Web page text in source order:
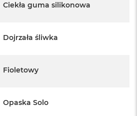
Ciekła guma silikonowa
Dojrzała śliwka
Fioletowy
Opaska Solo